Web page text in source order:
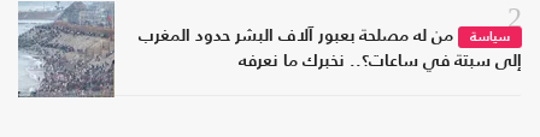
2
سياسة
من له مصلحة بعبور آلاف البشر حدود المغرب
إلى سبتة في ساعات؟.. نخبرك ما نعرفه